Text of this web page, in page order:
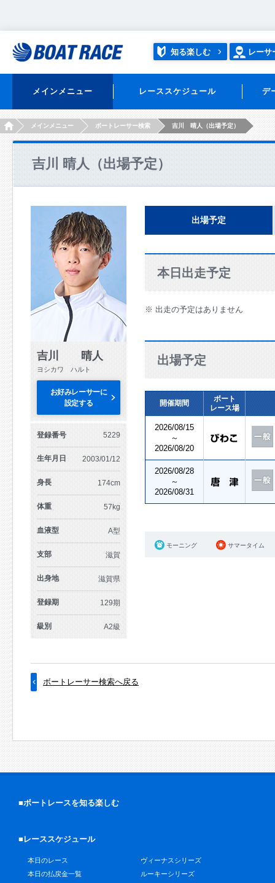
知る楽しむ レーサ
メインメニュー レーススケジュール デ
HOMEメインメニュー ボートレーサー検索 吉川 晴人（出場予定）
吉川 晴人（出場予定）
吉川 晴人
ヨシカワ ハルト
お好みレーサーに
設定する
登録番号 5229
生年月日 2003/01/12
身長 174cm
体重 57kg
血液型 A型
支部 滋賀
出身地 滋賀県
登録期 129期
級別 A2級
出場予定
本日出走予定
※ 出走の予定はありません
出場予定
開催期間
ボート
レース場
2026/08/15
～
2026/08/20
2026/08/28
～
2026/08/31
モーニング サマータイム
ボートレーサー検索へ戻る
■ボートレースを知る楽しむ
■レーススケジュール
本日のレース
本日の払戻金一覧
ヴィーナスシリーズ
ルーキーシリーズ